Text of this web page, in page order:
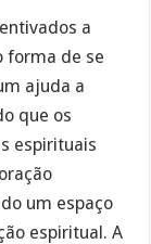
a
forma de se
ajuda a
que os
espirituais
um espaço
espiritual. A